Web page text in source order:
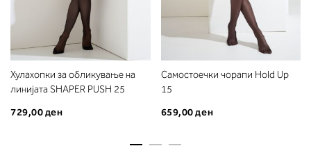
Хулахопки за обликување на
линијата SHAPER PUSH 25
729,00 ден
Самостоечки чорапи Hold Up
15
659,00 ден